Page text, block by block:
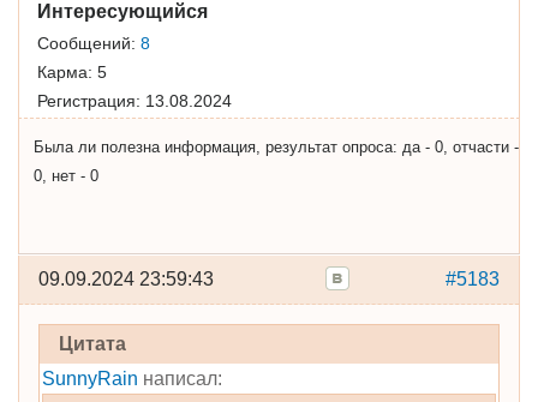
Интересующийся
Сообщений: 8
Карма: 5
Регистрация: 13.08.2024
Была ли полезна информация, результат опроса: да - 0, отчасти -
0, нет - 0
#5183
09.09.2024 23:59:43
Цитата
SunnyRain написал: